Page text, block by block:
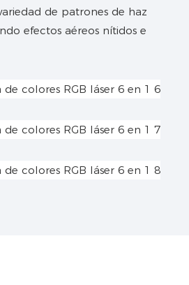
de patrones de haz
efectos aéreos nítidos e